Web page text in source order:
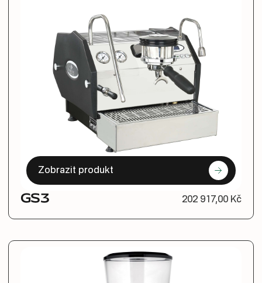
Zobrazit produkt
GS3 202 917,00 Kč